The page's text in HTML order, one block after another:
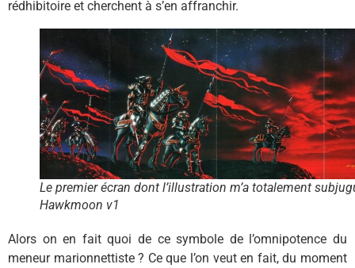
rédhibitoire et cherchent à s’en affranchir.
Le premier écran dont l’illustration m’a totalement
Hawkmoon v1
Alors on en fait quoi de ce symbole de l’omnipotence du
meneur marionnettiste ? Ce que l’on veut en fait, du moment